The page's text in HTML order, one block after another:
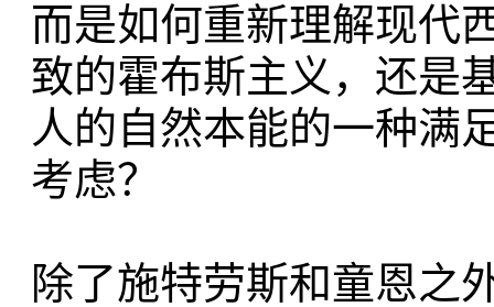
而是如何重新理解现代
致的霍布斯主义，还是
人的自然本能的一种满
考虑？
除了施特劳斯和童恩之